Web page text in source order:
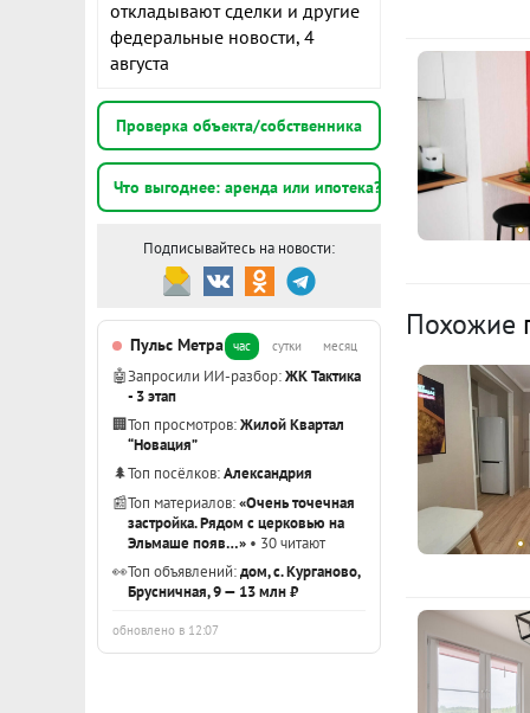
откладывают сделки и другие
федеральные новости, 4
августа
Проверка объекта/собственника
Что выгоднее: аренда или ипотека?
Подписывайтесь на новости:
Пульс Метра час сутки месяц
🤖Запросили ИИ-разбор:ЖК Тактика
- 3 этап
🏢Топ просмотров:Жилой Квартал
“Новация”
🌲Топ посёлков:Александрия
📰Топ материалов:«Очень точечная
застройка. Рядом с церковью на
Эльмаше появ…» • 30 читают
👀Топ объявлений:дом, с. Курганово,
Брусничная, 9 — 13 млн ₽
обновлено в 12:07
Похожие